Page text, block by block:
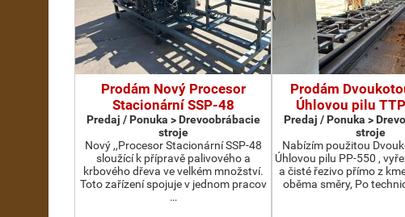
Prodám Nový Procesor
Stacionární SSP-48
Predaj / Ponuka > Drevoobrábacie
stroje
Nový ,,Procesor Stacionární SSP-48
sloužící k přípravě palivového a
krbového dřeva ve velkém množství.
Toto zařízení spojuje v jednom pracov
…
Prodám
Úhlovou pilu
Predaj / Ponuka >
stroje
Nabízím použitou
Úhlovou pilu PP-550 ,
a čisté řezivo přímo z
oběma směry, Po